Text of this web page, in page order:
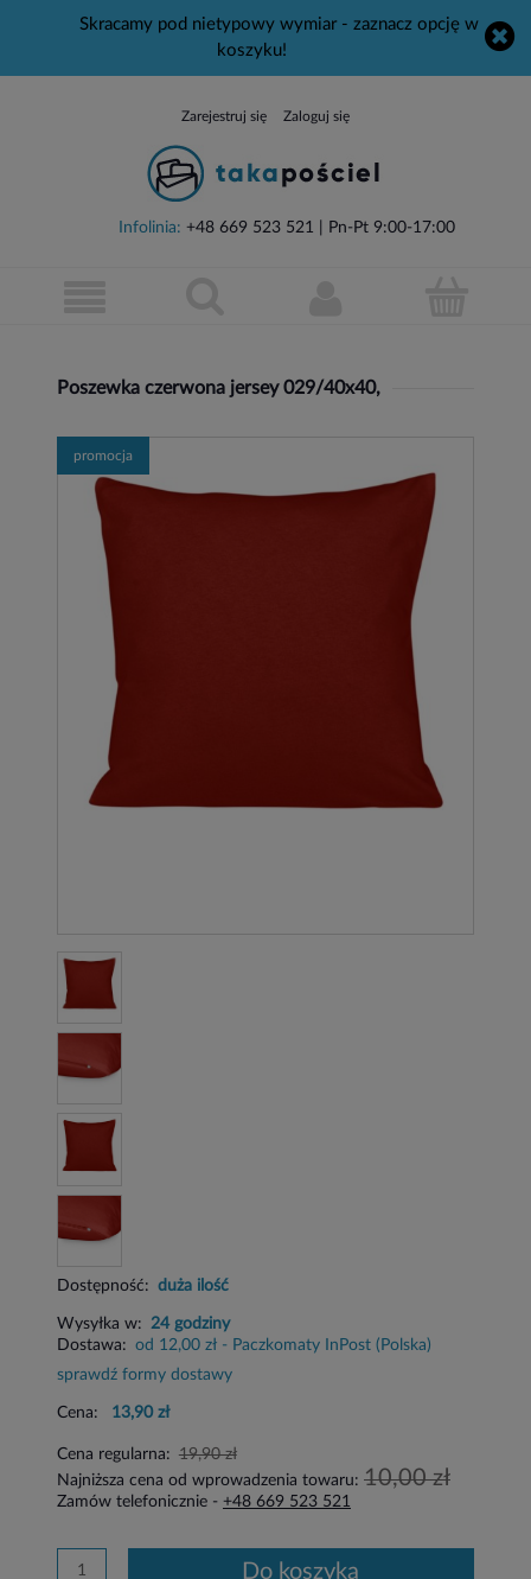
Skracamy pod nietypowy wymiar - zaznacz opcję w
koszyku!
Zarejestruj się Zaloguj się
Infolinia: +48 669 523 521 | Pn-Pt 9:00-17:00
Poszewka czerwona jersey 029/40x40,
promocja
Dostępność: duża ilość
Wysyłka w:
24 godziny
Dostawa: od 12,00 zł - Paczkomaty InPost (Polska)
sprawdź formy dostawy
Cena: 13,90 zł
Cena regularna: 19,90 zł
Najniższa cena od wprowadzenia towaru: 10,00 zł
Zamów telefonicznie - +48 669 523 521
do koszyka